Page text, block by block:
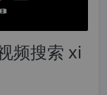
频搜索 xi